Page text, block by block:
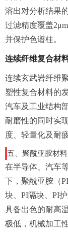
溶出对分析结果
过滤精度覆盖
并保护色谱柱。
连续纤维复合材
连续玄武岩纤维
塑性复合材料的
汽车及工业结构
耐磨性的同时实
度、轻量化及耐
五、聚酰亚胺材
在半导体、汽车
下，聚酰亚胺（
块、PI隔块、PI
具备出色的耐高
极低，机械加工